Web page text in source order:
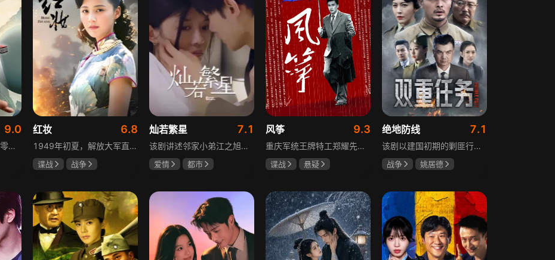
9.0
小学三年级的小光为赚零用钱到爷爷家寻宝，偶然翻出旧棋盘，接触棋盘的一瞬间，附身棋盘中的棋士褚嬴的灵魂进入了小光体内。后来小光在学校围棋会所结识少年天才小亮，为测试褚嬴实力，小光贸然与小亮对弈并小胜，他误以为褚嬴棋力平平，小亮却大受打击。数日后小亮再次挑战，再次惨败在褚嬴手下，二人从此成了相爱相杀的棋坛宿敌。在褚嬴指导下，小光进步神速，逐渐对围棋产生兴趣，最终在全国大赛与小亮激战中，褚嬴下出绝妙一局，小光却看出更高一着，终于在自己努力、褚嬴帮助和与小亮的磨练中，独立对弈，燃起真正的棋魂。
红妆 6.8
1949年初夏，解放大军直抵上海，国民党国防部保密局的中共地下党员邓家骥奉命撤往台湾，其妻同为地下党的沈荷因临产被留在上海。新中国成立之初，面对敌特的破坏活动，斗争形势严峻，沈荷隐藏真实身份，继续与敌人展开新一轮斗争，在隐秘战线坚守信仰，为新政权的稳定默默奉献。
谍战
战争
灿若繁星 7.1
该剧讲述邻家小弟江之旭留学归来，竟成了夏千星的顶头上司。从小管着江之旭、事事压他一头的夏千星无法接受，两人互不服气，在公司内外明争暗斗。江之旭借职位刁难夏千星，夏千星则用姐姐身份压制他，然而夏千星不知道，江之旭拼尽全力坐上这个位子，就是为了陪在她身边保护她。
爱情
都市
风筝 9.3
重庆军统王牌特工郑耀先实为潜伏的中共特工“风筝”，上线牺牲后他与组织失联，解放后化名周志乾继续提供情报。身份证实后他仍协助破获特务案，三十年情报生涯中他遭敌人追杀、妻离子散，为国家牺牲是他的人生价值。
谍战
悬疑
绝地防线 7.1
该剧以建国初期的剿匪行动为背景，讲述中国人民解放军西线小分队追击黑山寺国民党残部的故事。小分队在执行任务过程中，严格遵照上级指示，既要完成军事目标，又全力保护沿途百姓的生命财产安全，同时对残部人员采取劝降与救治相结合的策略。最终，小分队成功控制了区域内的疫情，救出了愿意投诚的士兵，圆满完成了剿匪解救任务，展现了解放军的优良作风与使命担当。
战争
姚居德